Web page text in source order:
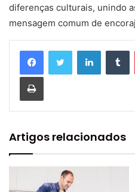
diferenças culturais, unindo
mensagem comum de
Artigos relacionados